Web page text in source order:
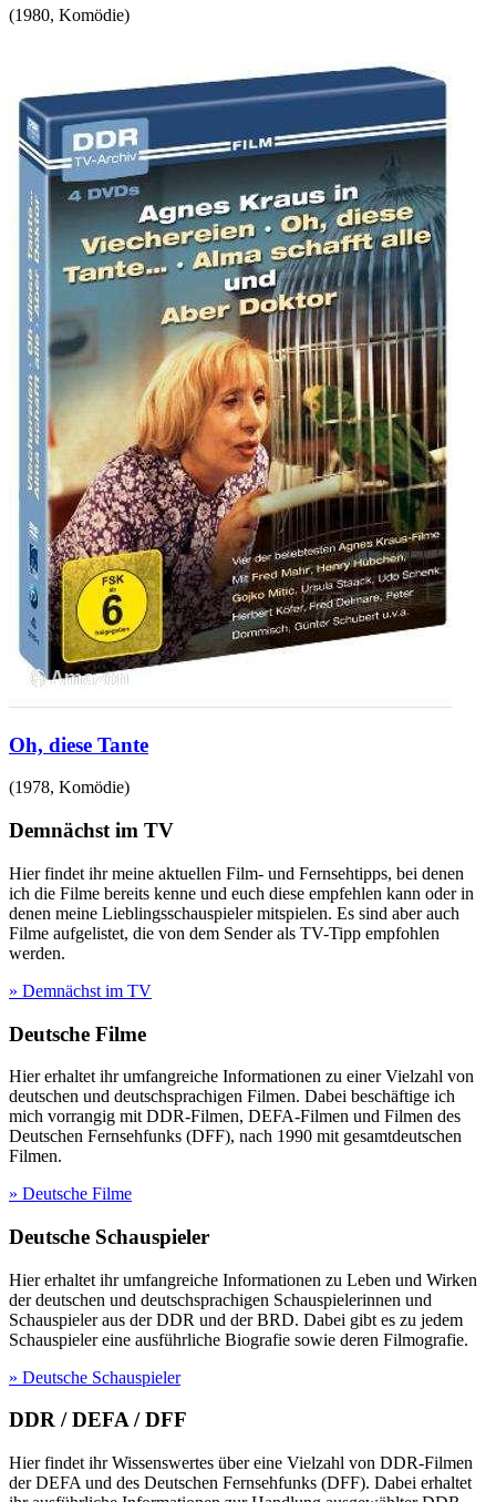
(1980, Komödie)
Oh, diese Tante
(1978, Komödie)
Demnächst im TV
Hier findet ihr meine aktuellen Film- und Fernsehtipps, bei denen
ich die Filme bereits kenne und euch diese empfehlen kann oder in
denen meine Lieblingsschauspieler mitspielen. Es sind aber auch
Filme aufgelistet, die von dem Sender als TV-Tipp empfohlen
werden.
» Demnächst im TV
Deutsche Filme
Hier erhaltet ihr umfangreiche Informationen zu einer Vielzahl von
deutschen und deutschsprachigen Filmen. Dabei beschäftige ich
mich vorrangig mit DDR-Filmen, DEFA-Filmen und Filmen des
Deutschen Fernsehfunks (DFF), nach 1990 mit gesamtdeutschen
Filmen.
» Deutsche Filme
Deutsche Schauspieler
Hier erhaltet ihr umfangreiche Informationen zu Leben und Wirken
der deutschen und deutschsprachigen Schauspielerinnen und
Schauspieler aus der DDR und der BRD. Dabei gibt es zu jedem
Schauspieler eine ausführliche Biografie sowie deren Filmografie.
» Deutsche Schauspieler
DDR / DEFA / DFF
Hier findet ihr Wissenswertes über eine Vielzahl von DDR-Filmen
der DEFA und des Deutschen Fernsehfunks (DFF). Dabei erhaltet